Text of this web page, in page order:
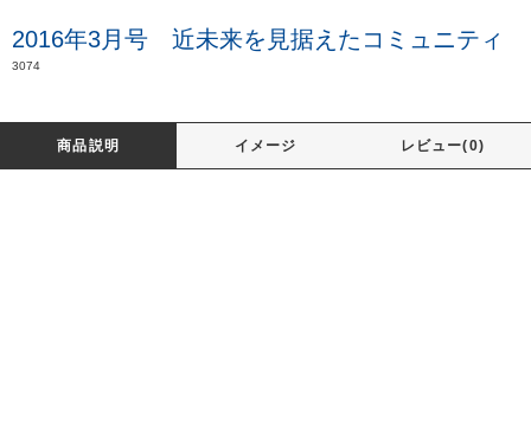
2016年3月号 近未来を見据えたコミュニティ
3074
商品説明 イメージ レビュー(0)